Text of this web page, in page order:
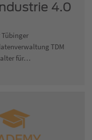
4.0
TDM
für…